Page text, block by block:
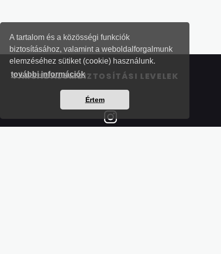
A tartalom és a közösségi funkciók
biztosításához, valamint a weboldalforgalmunk
elemzéséhez sütiket (cookie) használunk.
további információk
Értem
TÁRSADALOMBIZTOSÍTÁSI LEVELEK